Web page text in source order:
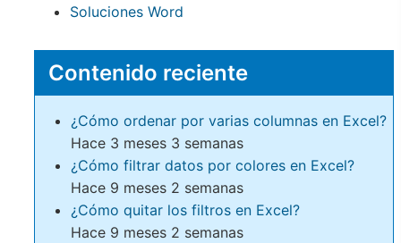
Soluciones Word
Contenido reciente
¿Cómo ordenar por varias columnas en Excel?
Hace 3 meses 3 semanas
¿Cómo filtrar datos por colores en Excel?
Hace 9 meses 2 semanas
¿Cómo quitar los filtros en Excel?
Hace 9 meses 2 semanas